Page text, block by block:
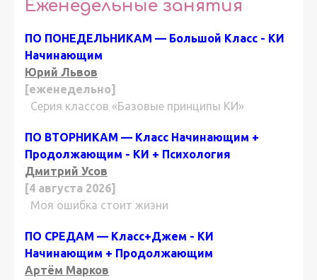
Еженедельные занятия
ПО ПОНЕДЕЛЬНИКАМ — Большой Класс - КИ
Начинающим
Юрий Львов
[еженедельно]
Серия классов «Базовые принципы КИ»
ПО ВТОРНИКАМ — Класс Начинающим +
Продолжающим - КИ + Психология
Дмитрий Усов
[4 августа 2026]
Моя ошибка стоит жизни
ПО СРЕДАМ — Класс+Джем - КИ
Начинающим + Продолжающим
Артём Марков